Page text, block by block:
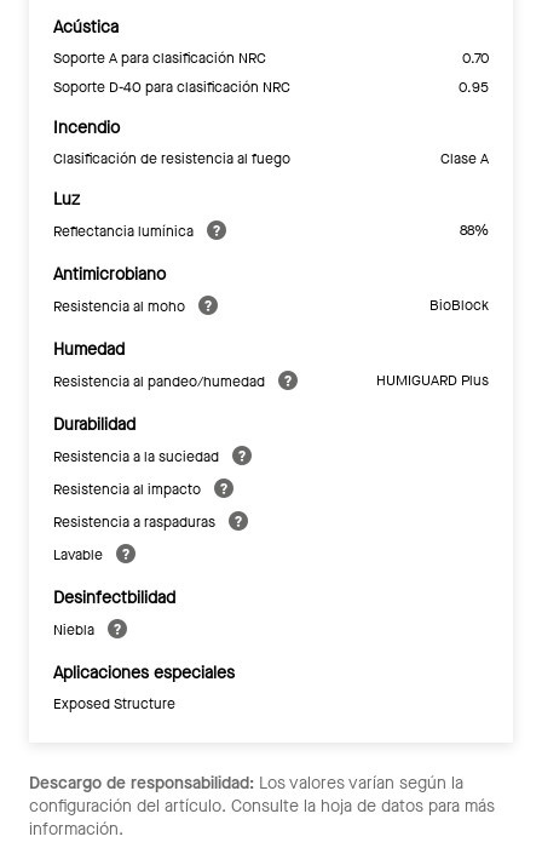
Acústica
Soporte A para clasificación NRC
0.70
Soporte D-40 para clasificación NRC
0.95
Incendio
Clasificación de resistencia al fuego Clase A
Luz
Reflectancia lumínica 88%
Antimicrobiano
Resistencia al moho BioBlock
Humedad
Resistencia al pandeo/humedad HUMIGUARD Plus
Durabilidad
Resistencia a la suciedad
Resistencia al impacto
Resistencia a raspaduras
Lavable
Desinfectbilidad
Niebla
Aplicaciones especiales
Exposed Structure
Descargo de responsabilidad: Los valores varían según la
configuración del artículo. Consulte la hoja de datos para más
información.